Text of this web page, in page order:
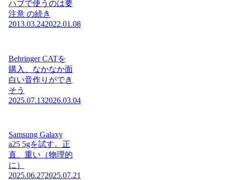
ハブで使うのは要
注意 の続き
2013.03.242022.01.08
Behringer CATを
購入、なかなか面
白い音作りができ
そう
2025.07.132026.03.04
Samsung Galaxy
a25 5gを試す。正
直、重い（物理的
に）
2025.06.272025.07.21